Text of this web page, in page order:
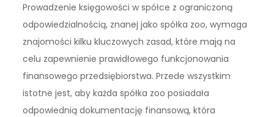
Prowadzenie księgowości w spółce z ograniczoną
odpowiedzialnością, znanej jako spółka zoo, wymaga
znajomości kilku kluczowych zasad, które mają na
celu zapewnienie prawidłowego funkcjonowania
finansowego przedsiębiorstwa. Przede wszystkim
istotne jest, aby każda spółka zoo posiadała
odpowiednią dokumentację finansową, która